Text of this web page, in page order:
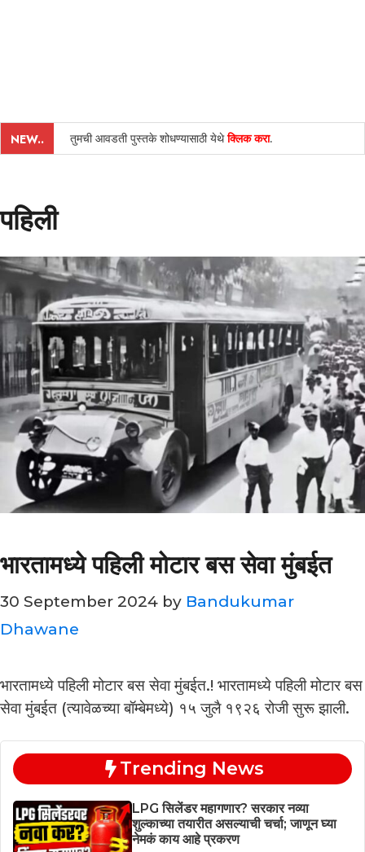
NEW.. तुमची आवडती पुस्तके शोधण्यासाठी येथेक्लिक करा.
पहिली
भारतामध्ये पहिली मोटार बस सेवा मुंबईत
30 September 2024 by Bandukumar
Dhawane
भारतामध्ये पहिली मोटार बस सेवा मुंबईत.! भारतामध्ये पहिली मोटार बस
सेवा मुंबईत (त्यावेळच्या बॉम्बेमध्ये) १५ जुलै १९२६ रोजी सुरू झाली.
Trending News
LPG सिलेंडर महागणार? सरकार नव्या
शुल्काच्या तयारीत असल्याची चर्चा; जाणून घ्या
नेमकं काय आहे प्रकरण